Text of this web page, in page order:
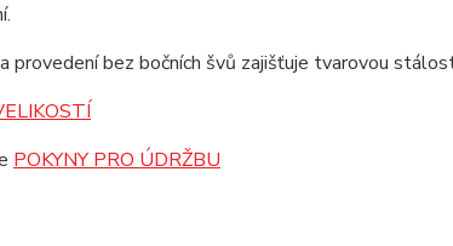
provedení bez bočních švů zajišťuje tvarovou
POKYNY PRO ÚDRŽBU